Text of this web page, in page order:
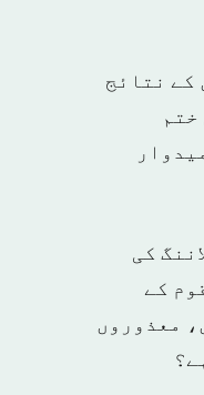
کے نتائج
ختم
کی
کے
معذوروں